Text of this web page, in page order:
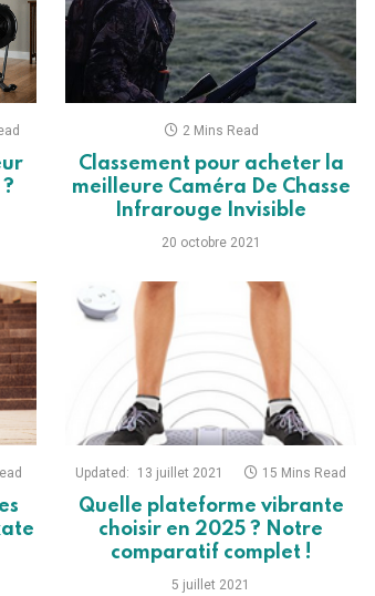
2 Mins Read
Classement pour acheter la
meilleure Caméra De Chasse
Infrarouge Invisible
20 octobre 2021
Updated: 13 juillet 2021 15 Mins Read
Quelle plateforme vibrante
choisir en 2025 ? Notre
comparatif complet !
5 juillet 2021